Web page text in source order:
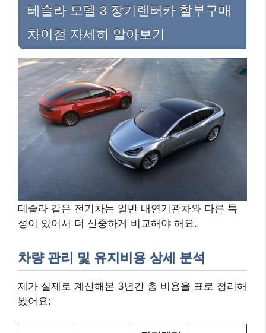
테슬라 모델 3 장기렌터카 할부구매
차이점 자세히 알아보기
테슬라 같은 전기차는 일반 내연기관차와 다른 특
성이 있어서 더 신중하게 비교해야 해요.
차량 관리 및 유지비용 상세 분석
제가 실제로 계산해본 3년간 총 비용을 표로 정리해
봤어요: